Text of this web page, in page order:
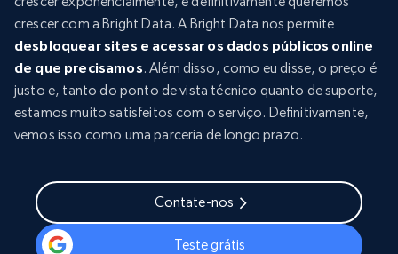
crescer com a Bright Data. A Bright Data nos permite
desbloquear sites e acessar os dados públicos online
de que precisamos. Além disso, como eu disse, o preço é
justo e, tanto do ponto de vista técnico quanto de suporte,
estamos muito satisfeitos com o serviço. Definitivamente,
vemos isso como uma parceria de longo prazo.
Contate-nos
Teste grátis